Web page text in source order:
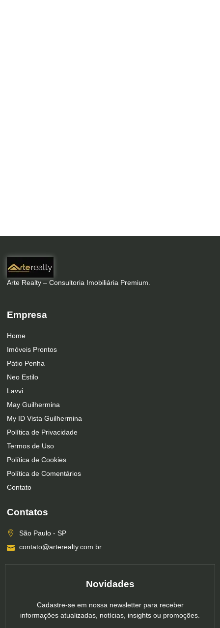
Arte Realty – Consultoria Imobiliária Premium.
Empresa
Home
Imóveis Prontos
Pátio Penha
Neo Estilo
Lavvi
May Guilhermina
My ID Vista Guilhermina
Política de Privacidade
Termos de Uso
Política de Cookies
Política de Comentários
Contato
Contatos
São Paulo - SP
contato@arterealty.com.br
Novidades
Cadastre-se em nossa newsletter para receber
informações atualizadas, notícias, insights ou promoções.